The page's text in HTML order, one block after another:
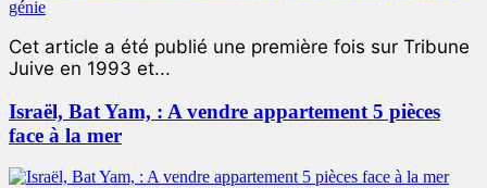
Cet article a été publié une première fois sur Tribune
Juive en 1993 et...
Israël, Bat Yam, : A vendre appartement 5 pièces
face à la mer